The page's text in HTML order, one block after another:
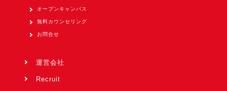
オープンキャンパス
無料カウンセリング
お問合せ
運営会社
Recruit